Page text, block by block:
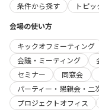
条件から探す
トピッ
会場の使い方
キックオフミーティング
会議・ミーティング
セミナー
同窓会
パーティー・懇親会・二
プロジェクトオフィス